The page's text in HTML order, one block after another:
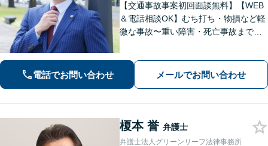
【交通事故事案初回面談無料】【WEB
＆電話相談OK】むち打ち・物損など軽
微な事故〜重い障害・死亡事故まで、
解決まで全て弁護士が対応し、負担を
軽減します【北浦和駅7分】
電話でお問い合わせ メールでお問い合わせ
榎本 誉 弁護士
弁護士法人グリーンリーフ法律事務所